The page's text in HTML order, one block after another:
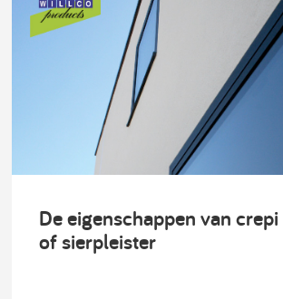
De eigenschappen van crepi
of sierpleister